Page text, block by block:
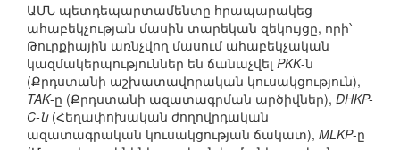
ԱՄՆ պետդեպարտամենտը հրապարակեց
ահաբեկչության մասին տարեկան զեկույցը, որի՝
Թուրքիային առնչվող մասում ահաբեկչական
կազմակերպություններ են ճանաչվել PKK-ն
(Քրդստանի աշխատավորական կուսակցություն),
TAK-ը (Քրդստանի ազատագրման արծիվներ), DHKP-
C-ն(Հեղափոխական ժողովրդական
ազատագրական կուսակցության ճակատ), MLKP-ը